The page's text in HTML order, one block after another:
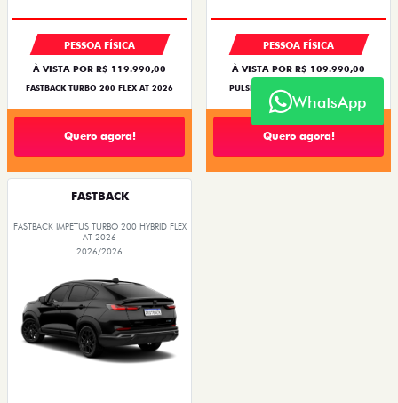
PESSOA FÍSICA
À VISTA POR R$ 119.990,00
FASTBACK TURBO 200 FLEX AT 2026
Quero agora!
PESSOA FÍSICA
À VISTA POR R$ 109.990,00
PULSE DRIVE 1.3 AT FLEX 4P 2026
Quero agora!
FASTBACK
FASTBACK IMPETUS TURBO 200 HYBRID FLEX
AT 2026
2026/2026
WhatsApp